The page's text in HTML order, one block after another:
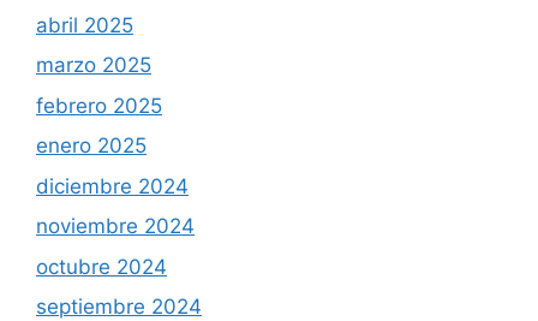
abril 2025
marzo 2025
febrero 2025
enero 2025
diciembre 2024
noviembre 2024
octubre 2024
septiembre 2024